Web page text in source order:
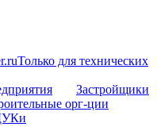
Только для технических
Застройщики
орг-ции